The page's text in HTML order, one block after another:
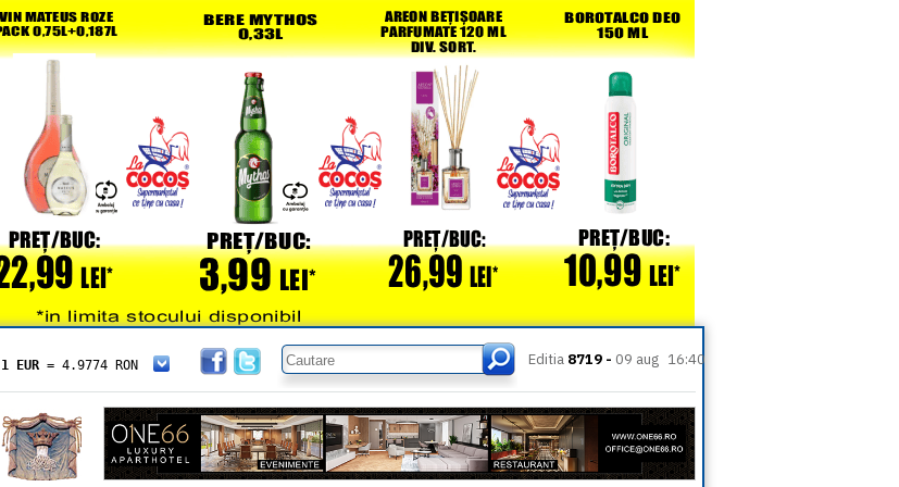
1 EUR = 4.9774 RON
= 5.8304 RON
1 XAU= 464.4611 RON
1 AED= 1.1933 RON
1 AUD= 2.7957 RON
1 BGN= 2.5449 RON
Editia 8719 - 09 aug 16:40